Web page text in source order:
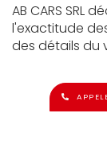
AB CARS SRL
l'exactitude
des détails du